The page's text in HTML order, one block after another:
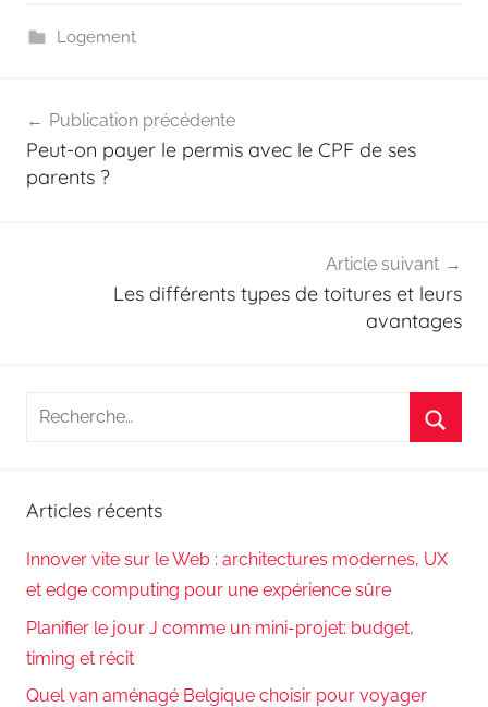
Logement
de
l’article
Publication précédente
Peut-on payer le permis avec le CPF de ses
parents ?
Article suivant
Les différents types de toitures et leurs
avantages
Recherche
Articles récents
Innover vite sur le Web : architectures modernes, UX
et edge computing pour une expérience sûre
Planifier le jour J comme un mini-projet: budget,
timing et récit
Quel van aménagé Belgique choisir pour voyager